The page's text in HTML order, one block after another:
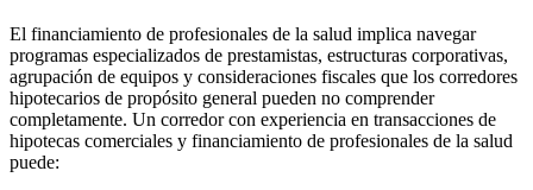
El financiamiento de profesionales de la salud implica navegar
programas especializados de prestamistas, estructuras corporativas,
agrupación de equipos y consideraciones fiscales que los corredores
hipotecarios de propósito general pueden no comprender
completamente. Un corredor con experiencia en transacciones de
hipotecas comerciales y financiamiento de profesionales de la salud
puede: